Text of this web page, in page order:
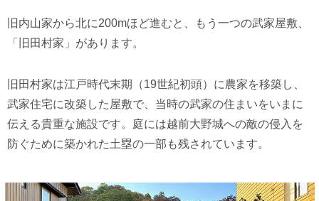
旧内山家から北に200mほど進むと、もう一つの武家屋敷、
「旧田村家」があります。
旧田村家は江戸時代末期（19世紀初頭）に農家を移築し、
武家住宅に改築した屋敷で、当時の武家の住まいをいまに
伝える貴重な施設です。庭には越前大野城への敵の侵入を
防ぐために築かれた土塁の一部も残されています。